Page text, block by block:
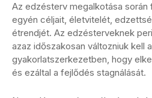
Az edzésterv megalkotása során
egyén céljait, életvitelét,
étrendjét. Az edzésterveknek
azaz időszakosan változniuk kell
gyakorlatszerkezetben, hogy
és ezáltal a fejlődés stagnálását.